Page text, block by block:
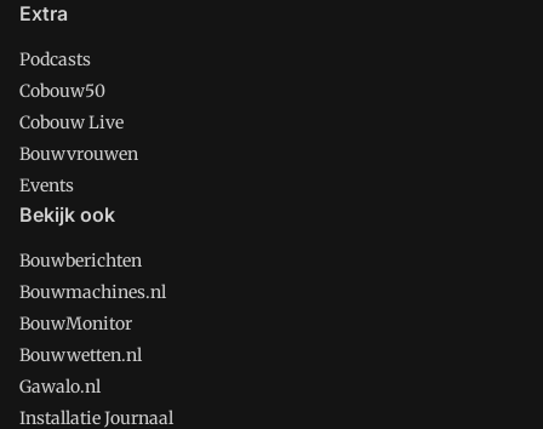
Extra
Podcasts
Cobouw50
Cobouw Live
Bouwvrouwen
Events
Bekijk ook
Bouwberichten
Bouwmachines.nl
BouwMonitor
Bouwwetten.nl
Gawalo.nl
Installatie Journaal